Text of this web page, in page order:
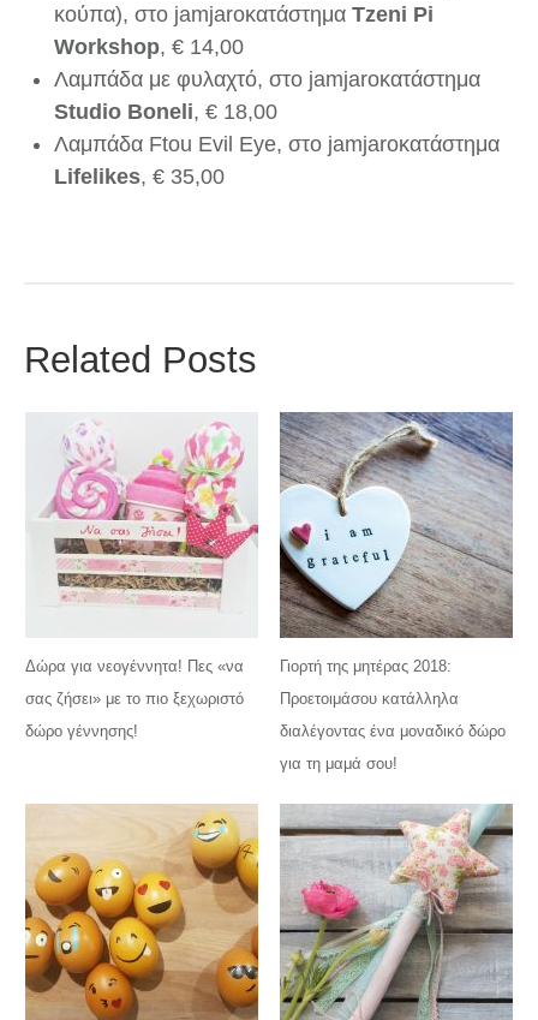
κούπα), στο jamjaroκατάστημα Tzeni Pi
Workshop, € 14,00
Λαμπάδα με φυλαχτό, στο jamjarοκατάστημα
Studio Boneli, € 18,00
Λαμπάδα Ftou Evil Eye, στο jamjarοκατάστημα
Lifelikes, € 35,00
Related Posts
Δώρα για νεογέννητα! Πες «να
σας ζήσει» με το πιο ξεχωριστό
δώρο γέννησης!
Γιορτή της μητέρας 2018:
Προετοιμάσου κατάλληλα
διαλέγοντας ένα μοναδικό δώρο
για τη μαμά σου!